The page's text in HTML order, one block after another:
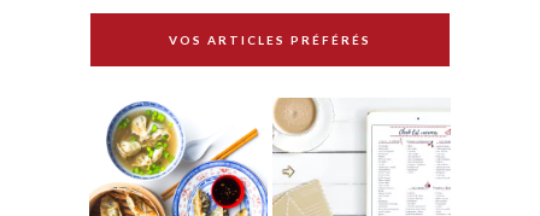
VOS ARTICLES PRÉFÉRÉS